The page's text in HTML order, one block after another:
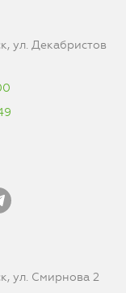
ул. Декабристов
ул. Смирнова 2